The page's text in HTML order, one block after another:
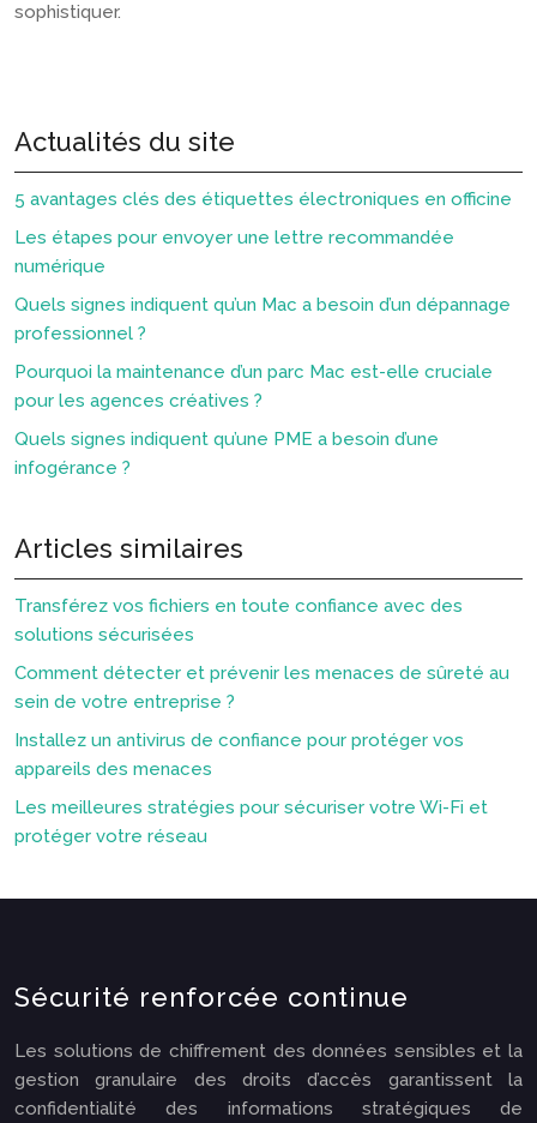
sophistiquer.
Actualités du site
5 avantages clés des étiquettes électroniques en officine
Les étapes pour envoyer une lettre recommandée
numérique
Quels signes indiquent qu’un Mac a besoin d’un dépannage
professionnel ?
Pourquoi la maintenance d’un parc Mac est-elle cruciale
pour les agences créatives ?
Quels signes indiquent qu’une PME a besoin d’une
infogérance ?
Articles similaires
Transférez vos fichiers en toute confiance avec des
solutions sécurisées
Comment détecter et prévenir les menaces de sûreté au
sein de votre entreprise ?
Installez un antivirus de confiance pour protéger vos
appareils des menaces
Les meilleures stratégies pour sécuriser votre Wi-Fi et
protéger votre réseau
Sécurité renforcée continue
Les solutions de chiffrement des données sensibles et la
gestion granulaire des droits d’accès garantissent la
confidentialité des informations stratégiques de